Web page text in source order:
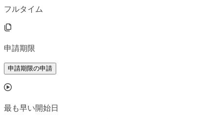
フルタイム
申請期限
申請期限の申請
最も早い開始日